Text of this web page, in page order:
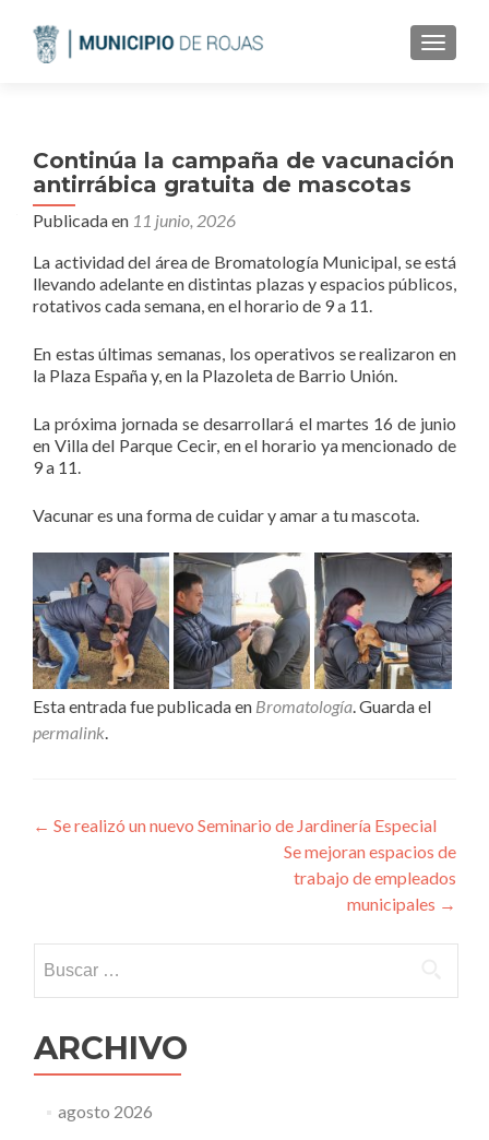
Continúa la campaña de vacunación
antirrábica gratuita de mascotas
Publicada en 11 junio, 2026
La actividad del área de Bromatología Municipal, se está
llevando adelante en distintas plazas y espacios públicos,
rotativos cada semana, en el horario de 9 a 11.
En estas últimas semanas, los operativos se realizaron en
la Plaza España y, en la Plazoleta de Barrio Unión.
La próxima jornada se desarrollará el martes 16 de junio
en Villa del Parque Cecir, en el horario ya mencionado de
9 a 11.
Vacunar es una forma de cuidar y amar a tu mascota.
Esta entrada fue publicada en Bromatología. Guarda el
permalink.
Navegación
← Se realizó un nuevo Seminario de Jardinería Especial
Se mejoran espacios de
trabajo de empleados
municipales →
ARCHIVO
agosto 2026